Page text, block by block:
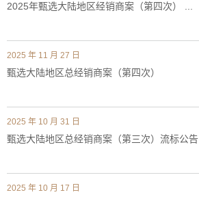
2025年甄选大陆地区经销商案（第四次） ...
2025 年 11 月 27 日
甄选大陆地区总经销商案（第四次）
2025 年 10 月 31 日
甄选大陆地区总经销商案（第三次）流标公告
2025 年 10 月 17 日